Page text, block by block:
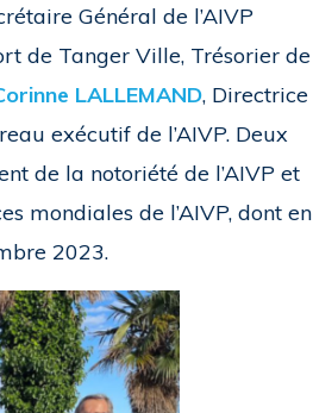
Général de l’AIVP
de Tanger Ville, Trésorier de
LALLEMAND, Directrice
exécutif de l’AIVP. Deux
de la notoriété de l’AIVP et
mondiales de l’AIVP, dont en
2023.